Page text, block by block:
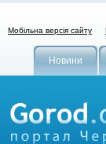
Мобільна версія сайту
Новини